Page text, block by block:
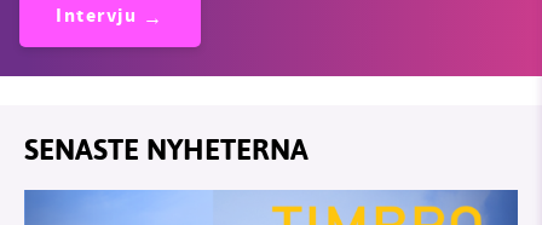
Intervju
SENASTE NYHETERNA